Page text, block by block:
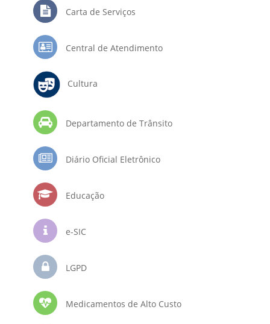
Carta de Serviços
Central de Atendimento
Cultura
Departamento de Trânsito
Diário Oficial Eletrônico
Educação
e-SIC
LGPD
Medicamentos de Alto Custo